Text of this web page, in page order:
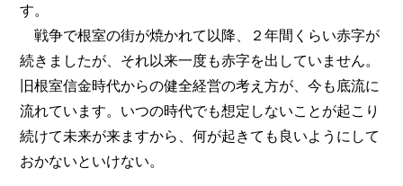
す。
戦争で根室の街が焼かれて以降、２年間くらい赤字が
続きましたが、それ以来一度も赤字を出していません。
旧根室信金時代からの健全経営の考え方が、今も底流に
流れています。いつの時代でも想定しないことが起こり
続けて未来が来ますから、何が起きても良いようにして
おかないといけない。